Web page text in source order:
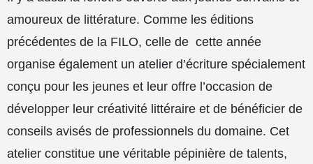
amoureux de littérature. Comme les éditions
précédentes de la FILO, celle de cette année
organise également un atelier d’écriture spécialement
conçu pour les jeunes et leur offre l’occasion de
développer leur créativité littéraire et de bénéficier de
conseils avisés de professionnels du domaine. Cet
atelier constitue une véritable pépinière de talents,